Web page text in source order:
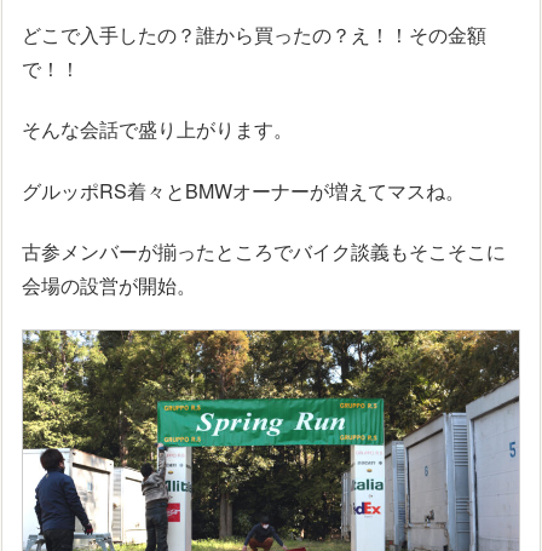
どこで入手したの？誰から買ったの？え！！その金額
で！！
そんな会話で盛り上がります。
グルッポRS着々とBMWオーナーが増えてマスね。
古参メンバーが揃ったところでバイク談義もそこそこに
会場の設営が開始。